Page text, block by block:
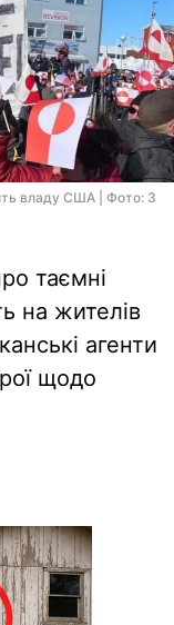
владу США | Фото: З
таємні
на жителів
агенти
щодо